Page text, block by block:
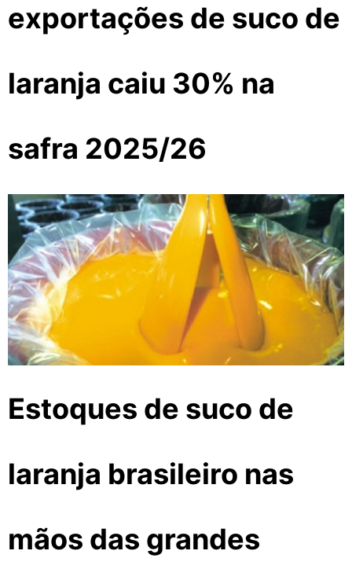
exportações de suco de
laranja caiu 30% na
safra 2025/26
Estoques de suco de
laranja brasileiro nas
mãos das grandes